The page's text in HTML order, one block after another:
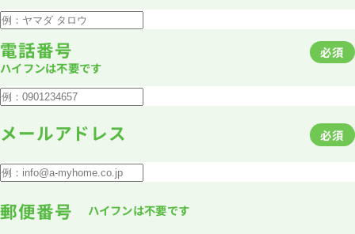
電話番号
ハイフンは不要です
必須
メールアドレス 必須
郵便番号 ハイフンは不要です